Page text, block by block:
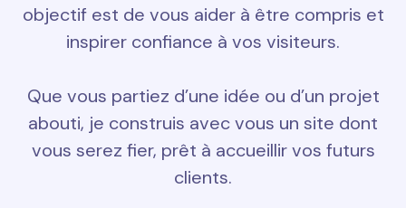
objectif est de vous aider à être compris et
inspirer confiance à vos visiteurs.
Que vous partiez d’une idée ou d’un projet
abouti, je construis avec vous un site dont
vous serez fier, prêt à accueillir vos futurs
clients.